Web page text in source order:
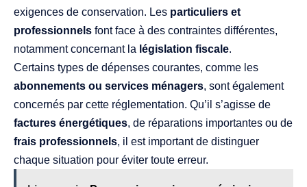
exigences de conservation. Les particuliers et
professionnels font face à des contraintes différentes,
notamment concernant la législation fiscale.
Certains types de dépenses courantes, comme les
abonnements ou services ménagers, sont également
concernés par cette réglementation. Qu’il s’agisse de
factures énergétiques, de réparations importantes ou de
frais professionnels, il est important de distinguer
chaque situation pour éviter toute erreur.